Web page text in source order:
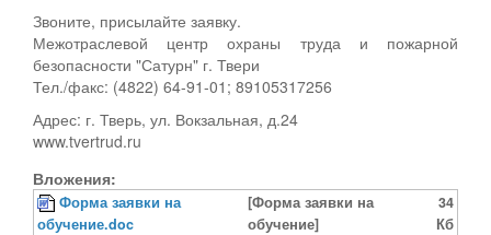
Звоните, присылайте заявку.
Межотраслевой центр охраны труда и пожарной
безопасности "Сатурн" г. Твери
Тел./факс: (4822) 64-91-01; 89105317256
Адрес: г. Тверь, ул. Вокзальная, д.24
www.tvertrud.ru
Вложения:
Форма заявки на
обучение.doc
[Форма заявки на
обучение]
34
Кб